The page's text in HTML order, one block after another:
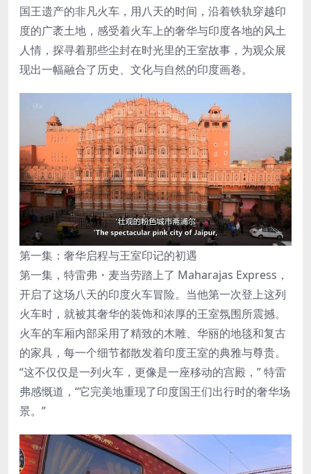
国王遗产的非凡火车，用八天的时间，沿着铁轨穿越印
度的广袤土地，感受着火车上的奢华与印度各地的风土
人情，探寻着那些尘封在时光里的王室故事，为观众展
现出一幅融合了历史、文化与自然的印度画卷。
第一集：奢华启程与王室印记的初遇
第一集，特雷弗・麦当劳踏上了 Maharajas Express，
开启了这场八天的印度火车冒险。当他第一次登上这列
火车时，就被其奢华的装饰和浓厚的王室氛围所震撼。
火车的车厢内部采用了精致的木雕、华丽的地毯和复古
的家具，每一个细节都散发着印度王室的典雅与尊贵。
“这不仅仅是一列火车，更像是一座移动的宫殿，” 特雷
弗感慨道，“它完美地重现了印度国王们出行时的奢华场
景。”